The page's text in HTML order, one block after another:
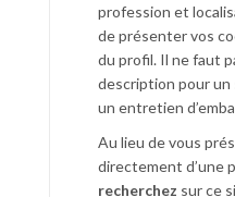
profession et
de présenter vos
du profil. Il ne faut
description pour
un entretien
Au lieu de vous
directement d’une
recherchez sur ce